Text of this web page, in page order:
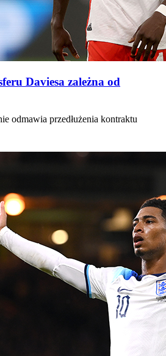
Daviesa zależna od
odmawia przedłużenia kontraktu